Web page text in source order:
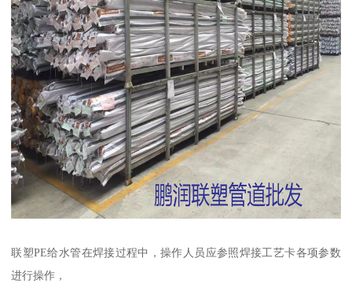
联塑PE给水管在焊接过程中，操作人员应参照焊接工艺卡各项参数
进行操作，